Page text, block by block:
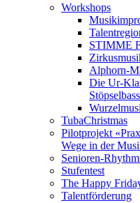
Workshops
STIMME
Alphorn-
Die Ur-
TubaChristmas
Pilotprojekt
Wege in der
Senioren-
Stufentest
The Happy
Talentförderung